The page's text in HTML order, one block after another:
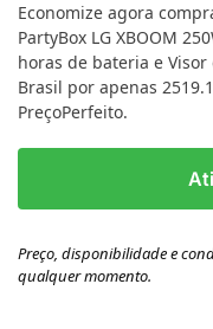
Economize agora
PartyBox LG XBOOM
horas de bateria e Visor
Brasil por apenas
PreçoPerfeito.
Preço, disponibilidade e
qualquer momento.